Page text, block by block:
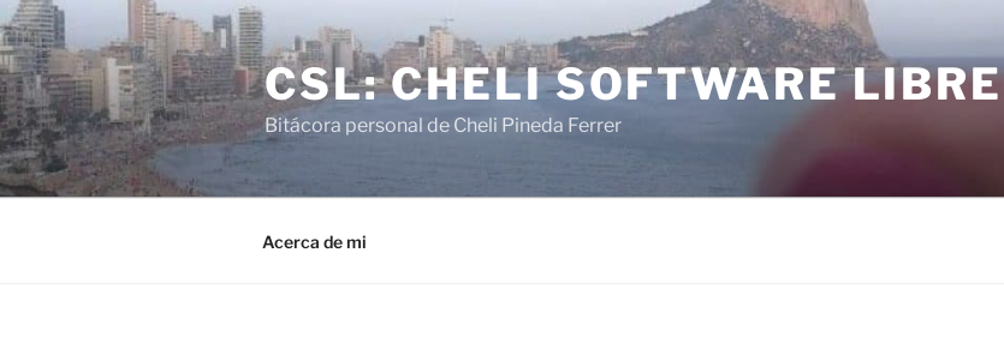
Saltar
al
contenido
CSL: CHELI SOFTWARE LIBRE
Bitácora personal de Cheli Pineda Ferrer
Acerca de mi